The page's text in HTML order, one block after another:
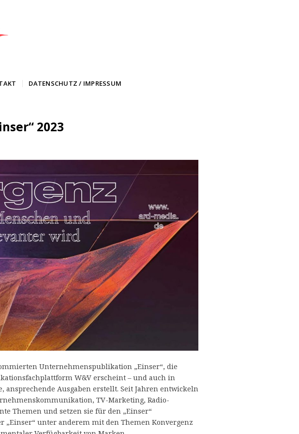
DATENSCHUTZ / IMPRESSUM
2023
Unternehmenspublikation „Einser“, die
W&V erscheint – und auch in
ansprechende Ausgaben erstellt. Seit Jahren entwickeln
TV-Marketing, Radio-
Themen und setzen sie für den „Einser“
„Einser“ unter anderem mit den Themen Konvergenz